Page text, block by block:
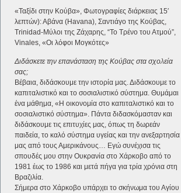
«Ταξίδι στην Κούβα», Φωτογραφίες διάρκειας 15′
λεπτών): Αβάνα (Havana), Σαντιάγο της Κούβας,
Trinidad-Μύλοι της Ζάχαρης, “Το Τρένο του Ατμού”,
Vinales, «Οι λόφοι Μογκότες»
Διδάσκετε την επανάσταση της Κούβας στα σχολεία
σας;
Βέβαια, διδάσκουμε την ιστορία μας. Διδάσκουμε το
καπιταλιστικό και το σοσιαλιστικό σύστημα. Θυμάμαι
ένα μάθημα, «Η οικονομία στο καπιταλιστικό και το
σοσιαλιστικό σύστημα». Πάντα διδασκόμασταν και
διδάσκουμε τις επιτυχίες μας, όπως τη δωρεάν
παιδεία, το καλό σύστημα υγείας και την ανεξαρτησία
μας από τους Αμερικάνους… Εγώ συνέχισα τις
σπουδές μου στην Ουκρανία στο Χάρκοβο από το
1981 έως το 1986 και μετά πήγα για τρία χρόνια στη
Βραζιλία.
Σήμερα στο Χάρκοβο υπάρχει το σκήνωμα του Αγίου